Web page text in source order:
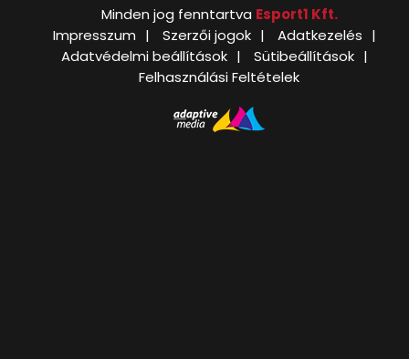
Minden jog fenntartva Esport1 Kft.
Impresszum
Szerzői jogok
Adatkezelés
Adatvédelmi beállítások
Sütibeállítások
Felhasználási Feltételek